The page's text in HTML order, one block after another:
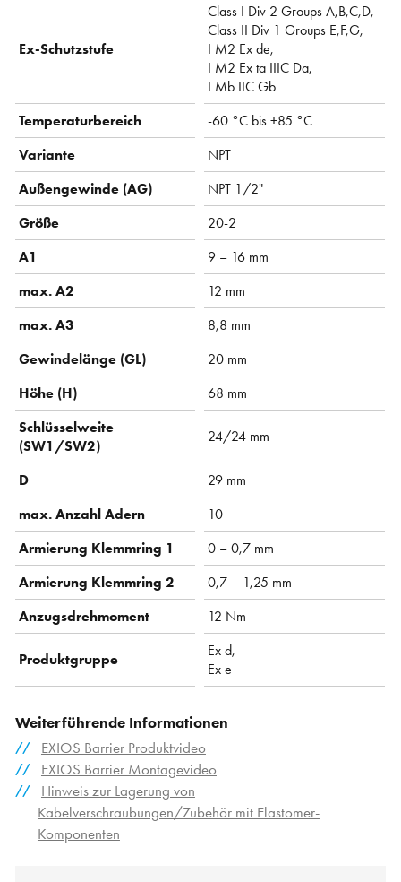
Ex-Schutzstufe
Class I Div 2 Groups A,B,C,D,
Class II Div 1 Groups E,F,G,
I M2 Ex de,
I M2 Ex ta IIIC Da,
I Mb IIC Gb
Temperaturbereich
-60 °C bis +85 °C
Variante
NPT
Außengewinde (AG)
NPT 1/2"
Größe
20-2
A1
9 – 16 mm
max. A2
12 mm
max. A3
8,8 mm
Gewindelänge (GL)
20 mm
Höhe (H)
68 mm
Schlüsselweite
(SW1/SW2)
24/24 mm
D
29 mm
max. Anzahl Adern
10
Armierung Klemmring 1
0 – 0,7 mm
Armierung Klemmring 2
0,7 – 1,25 mm
Anzugsdrehmoment
12 Nm
Produktgruppe
Ex d,
Ex e
Weiterführende Informationen
EXIOS Barrier Produktvideo
EXIOS Barrier Montagevideo
Hinweis zur Lagerung von
Kabelverschraubungen/Zubehör mit Elastomer-
Komponenten